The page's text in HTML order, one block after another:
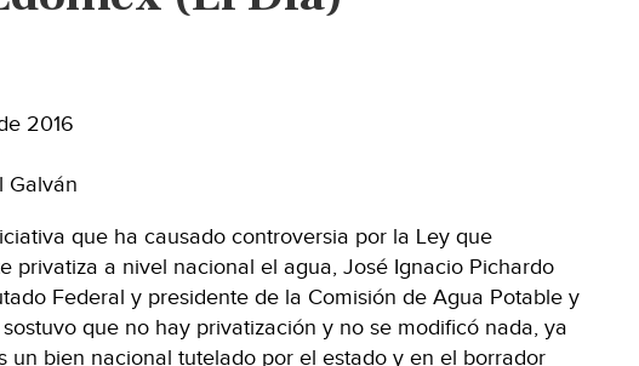
2016
Galván
que ha causado controversia por la Ley que
privatiza a nivel nacional el agua, José Ignacio Pichardo
Federal y presidente de la Comisión de Agua Potable y
que no hay privatización y no se modificó nada, ya
un bien nacional tutelado por el estado y en el borrador